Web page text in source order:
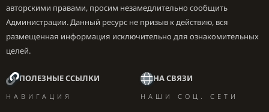
авторскими правами, просим незамедлительно сообщить
Администрации. Данный ресурс не призыв к действию, вся
размещенная информация исключительно для ознакомительных
целей.
ПОЛЕЗНЫЕ ССЫЛКИ
НАВИГАЦИЯ
НА СВЯЗИ
НАШИ СОЦ. СЕТИ